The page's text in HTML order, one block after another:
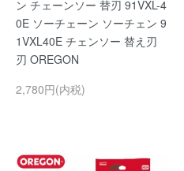
ン チェーンソー 替刃 91VXL-4
0E ソーチェーン ソーチェン 9
1VXL40E チェンソー 替え刃
刃 OREGON
2,780円(内税)